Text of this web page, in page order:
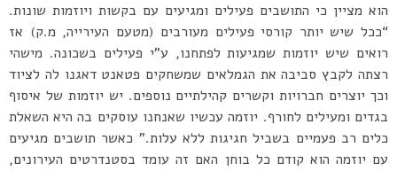
הוא מציין כי התושבים פעילים ומגיעים עם בקשות ויוזמות שונות.
“ככל שיש יותר קורסי פעילים מעורבים (מטעם העירייה, מ.ק) אז
רואים שיש יוזמות שמגיעות לפתחנו, ע”י פעילים בשכונה. מישהי
רצתה לקבץ סביבה את הגמלאים שמשחקים פטאנט דאגנו לה לציוד
וכך יוצרים חברויות וקשרים קהילתיים נוספים. יש יוזמות של איסוף
בגדים ומעילים לחורף. יוזמה עכשיו שאנחנו עוסקים בה היא השאלת
כלים רב פעמיים בשביל חגיגות ללא עלות.” כאשר תושבים מגיעים
עם יוזמה הוא קודם כל בוחן האם זה עומד בסטנדרטים העירונים,